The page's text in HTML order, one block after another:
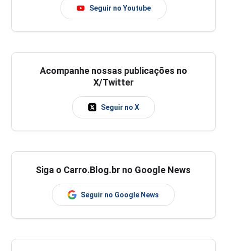
Seguir no Youtube
Acompanhe nossas publicações no
X/Twitter
Seguir no X
Siga o Carro.Blog.br no Google News
Seguir no Google News